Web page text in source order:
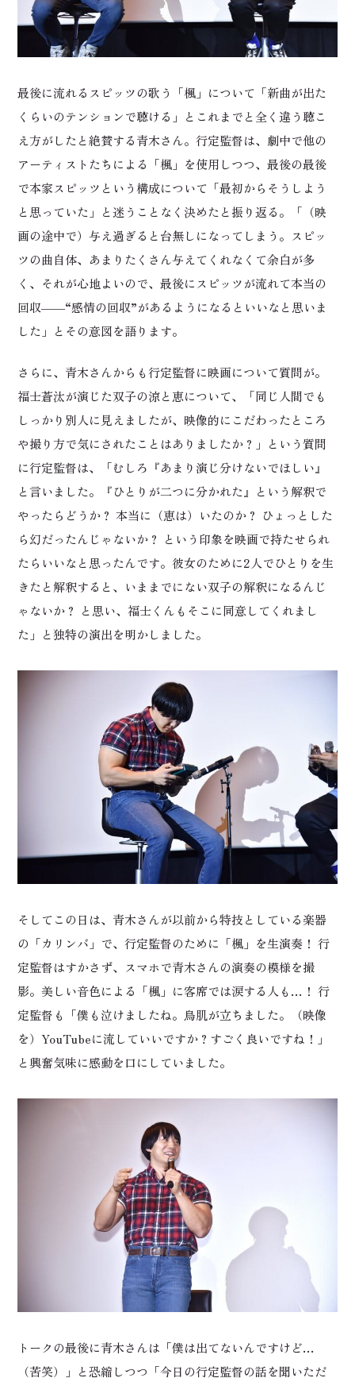
最後に流れるスピッツの歌う「楓」について「新曲が出た
くらいのテンションで聴ける」とこれまでと全く違う聴こ
え方がしたと絶賛する青木さん。行定監督は、劇中で他の
アーティストたちによる「楓」を使用しつつ、最後の最後
で本家スピッツという構成について「最初からそうしよう
と思っていた」と迷うことなく決めたと振り返る。「（映
画の途中で）与え過ぎると台無しになってしまう。スピッ
ツの曲自体、あまりたくさん与えてくれなくて余白が多
く、それが心地よいので、最後にスピッツが流れて本当の
回収――“感情の回収”があるようになるといいなと思いま
した」とその意図を語ります。
さらに、青木さんからも行定監督に映画について質問が。
福士蒼汰が演じた双子の涼と恵について、「同じ人間でも
しっかり別人に見えましたが、映像的にこだわったところ
や撮り方で気にされたことはありましたか？」という質問
に行定監督は、「むしろ『あまり演じ分けないでほしい』
と言いました。『ひとりが二つに分かれた』という解釈で
やったらどうか？ 本当に（恵は）いたのか？ ひょっとした
ら幻だったんじゃないか？ という印象を映画で持たせられ
たらいいなと思ったんです。彼女のために2人でひとりを生
きたと解釈すると、いままでにない双子の解釈になるんじ
ゃないか？ と思い、福士くんもそこに同意してくれまし
た」と独特の演出を明かしました。
そしてこの日は、青木さんが以前から特技としている楽器
の「カリンバ」で、行定監督のために「楓」を生演奏！ 行
定監督はすかさず、スマホで青木さんの演奏の模様を撮
影。美しい音色による「楓」に客席では涙する人も…！ 行
定監督も「僕も泣けましたね。鳥肌が立ちました。（映像
を）YouTubeに流していいですか？すごく良いですね！」
と興奮気味に感動を口にしていました。
トークの最後に青木さんは「僕は出てないんですけど…
（苦笑）」と恐縮しつつ「今日の行定監督の話を聞いただ